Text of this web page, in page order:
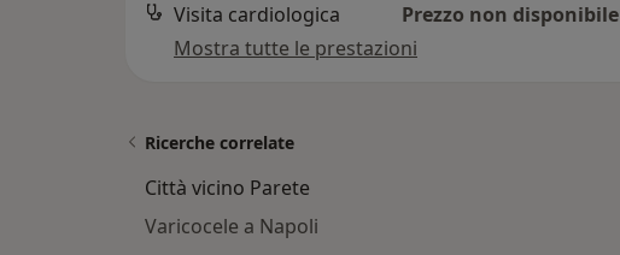
Visita cardiologica
Prezzo non disponibile
Mostra tutte le prestazioni
Ricerche correlate
Città vicino Parete
Varicocele a Napoli